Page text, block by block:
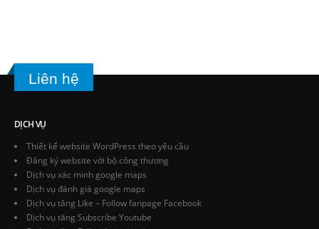
Liên hệ
DỊCH VỤ
Thiết kế website WordPress theo yêu cầu
Đăng ký website với bộ công thương
Dịch vụ xác minh google maps
Dịch vụ đánh giá google maps
Dịch vụ tăng Like – Follow fanpage Facebook
Dịch vụ tăng Subscribe Youtube